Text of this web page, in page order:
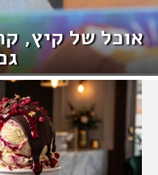
אוכל של קיץ,